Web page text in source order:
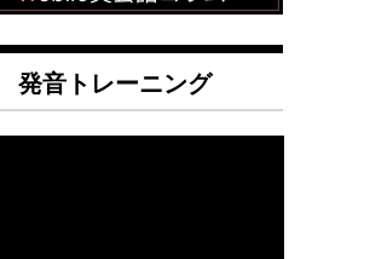
発音トレーニング